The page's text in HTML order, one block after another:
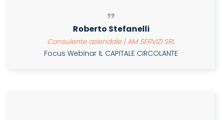
Roberto Stefanelli
Consulente aziendale | AM SERVIZI SRL
Focus Webinar IL CAPITALE CIRCOLANTE